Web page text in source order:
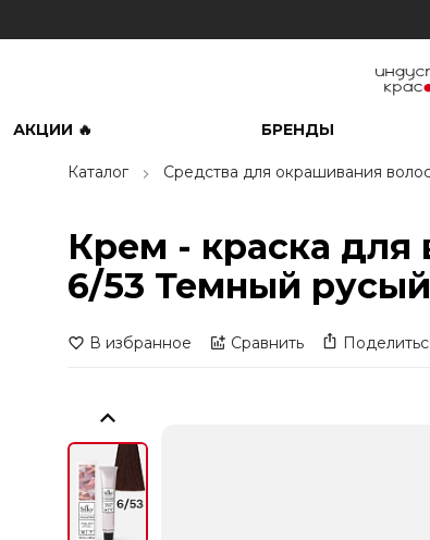
АКЦИИ 🔥 БРЕНДЫ
Каталог Средства для окрашивания
Крем - краска для
6/53 Темный
В избранное Сравнить